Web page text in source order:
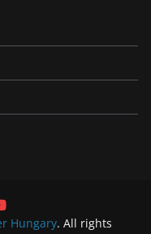
Hungary. All rights